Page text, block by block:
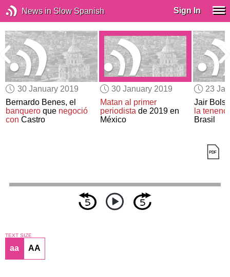
News in Slow Spanish Sign In
30 January 2019
Bernardo Benes, el
banquero que negoció
con Castro
30 January 2019
Matan al primer
periodistade 2019 en
México
23
Jair
la
Brasil
TEXT SIZE
aa AA